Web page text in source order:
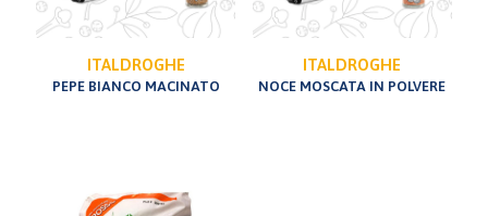
ITALDROGHE
PEPE BIANCO MACINATO
ITALDROGHE
NOCE MOSCATA IN POLVERE